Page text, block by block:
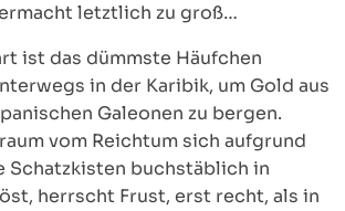
letztlich zu groß…
ist das dümmste Häufchen
in der Karibik, um Gold aus
Galeonen zu bergen.
vom Reichtum sich aufgrund
buchstäblich in
herrscht Frust, erst recht, als in